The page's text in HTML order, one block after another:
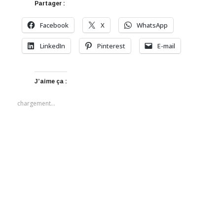
Partager :
Facebook X WhatsApp
LinkedIn Pinterest E-mail
J’aime ça :
chargement…